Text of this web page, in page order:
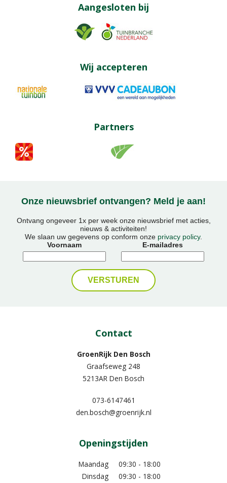
Aangesloten bij
Wij accepteren
Partners
Onze nieuwsbrief ontvangen? Meld je aan!
Ontvang ongeveer 1x per week onze nieuwsbrief met acties,
nieuws & activiteiten!
We slaan uw gegevens op conform onze privacy policy.
Voornaam
E-mailadres
Contact
GroenRijk Den Bosch
Graafseweg 248
5213AR Den Bosch
073-6147461
den.bosch@groenrijk.nl
Openingstijden
Maandag
09:30 - 18:00
Dinsdag
09:30 - 18:00